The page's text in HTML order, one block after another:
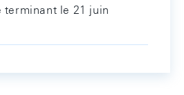
terminant le 21 juin